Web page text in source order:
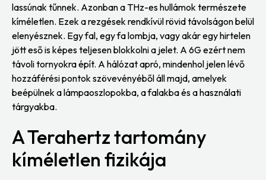
lassúnak tűnnek. Azonban a THz-es hullámok természete
kíméletlen. Ezek a rezgések rendkívül rövid távolságon belül
elenyésznek. Egy fal, egy fa lombja, vagy akár egy hirtelen
jött eső is képes teljesen blokkolni a jelet. A 6G ezért nem
távoli tornyokra épít. A hálózat apró, mindenhol jelen lévő
hozzáférési pontok szövevényéből áll majd, amelyek
beépülnek a lámpaoszlopokba, a falakba és a használati
tárgyakba.
A Terahertz tartomány
kíméletlen fizikája